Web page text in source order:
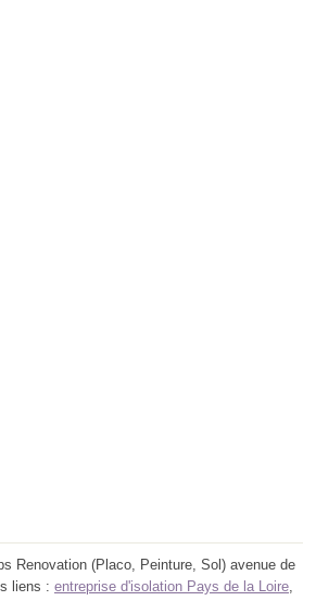
Renovation (Placo, Peinture, Sol) avenue de
liens : entreprise d'isolation Pays de la Loire,